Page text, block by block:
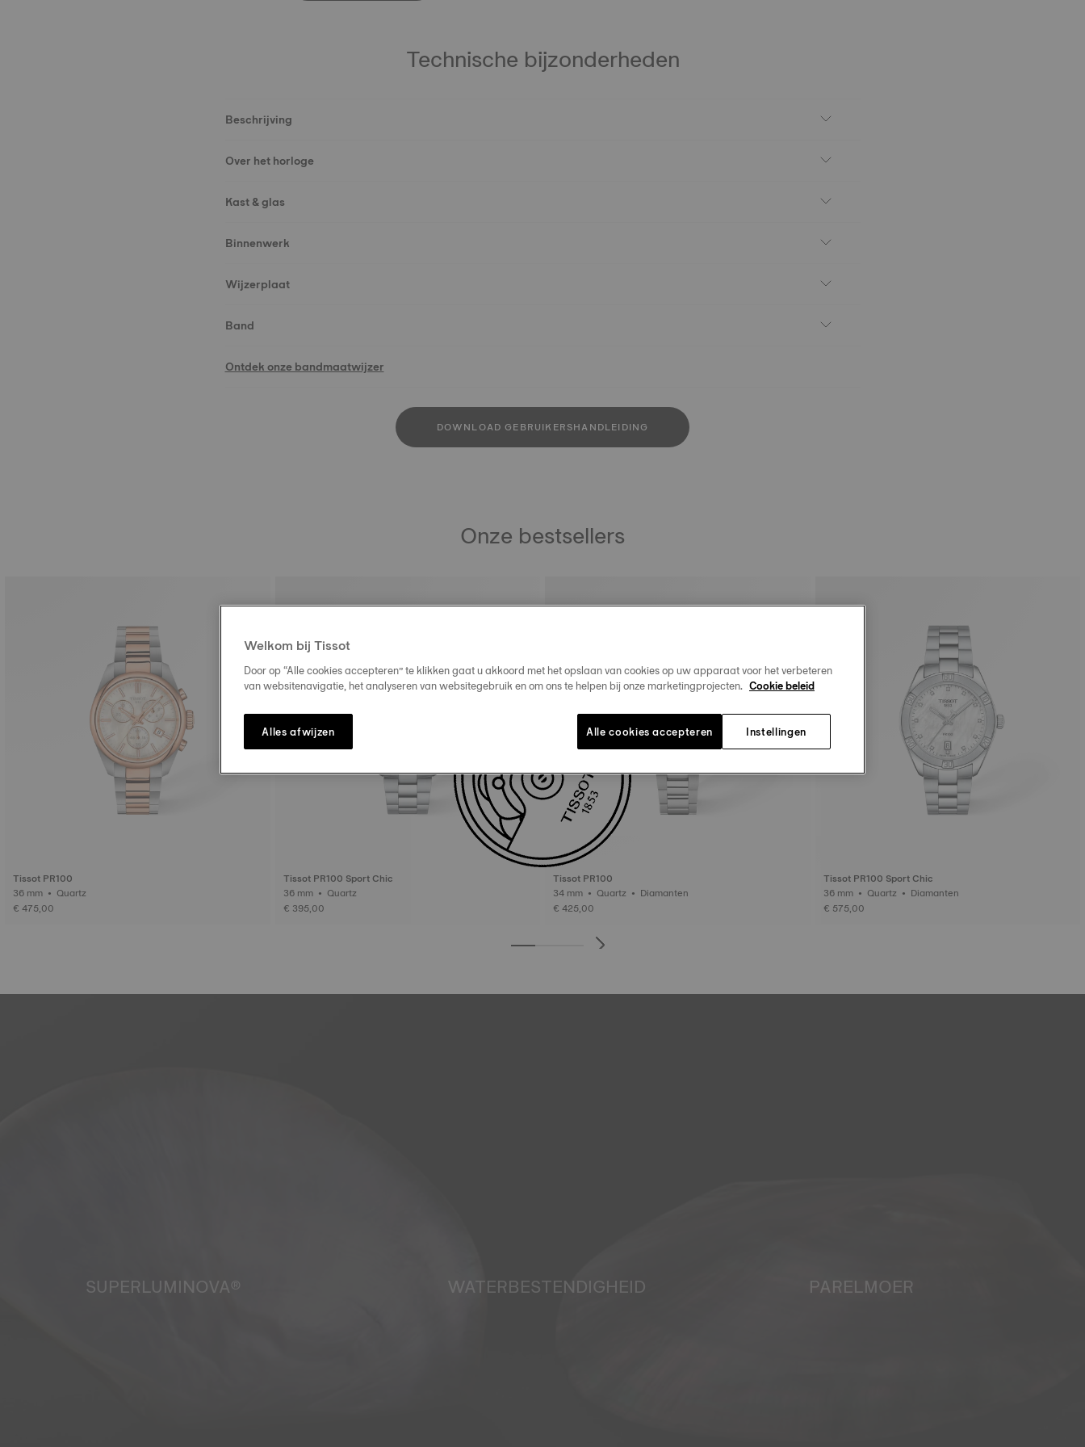
Technische bijzonderheden
Beschrijving
Over het horloge
Kast & glas
Binnenwerk
Wijzerplaat
Band
Ontdek onze bandmaatwijzer
DOWNLOAD GEBRUIKERSHANDLEIDING
Onze bestsellers
Tissot PR100
36 mm • Quartz
€ 475,00
Tissot PR100 Sport Chic
36 mm • Quartz
€ 395,00
Tissot PR100
34 mm • Quartz • Diamanten
€ 425,00
Tissot PR100 Sport Chic
36 mm • Quartz • Diamanten
€ 575,00
SUPERLUMINOVA® WATERBESTENDIGHEID PARELMOER
Welkom bij Tissot
Door op “Alle cookies accepteren” te klikken gaat u akkoord met het opslaan van cookies op uw apparaat voor het verbeteren
van websitenavigatie, het analyseren van websitegebruik en om ons te helpen bij onze marketingprojecten. Cookie beleid
Instellingen
Alles afwijzen Alle cookies accepteren